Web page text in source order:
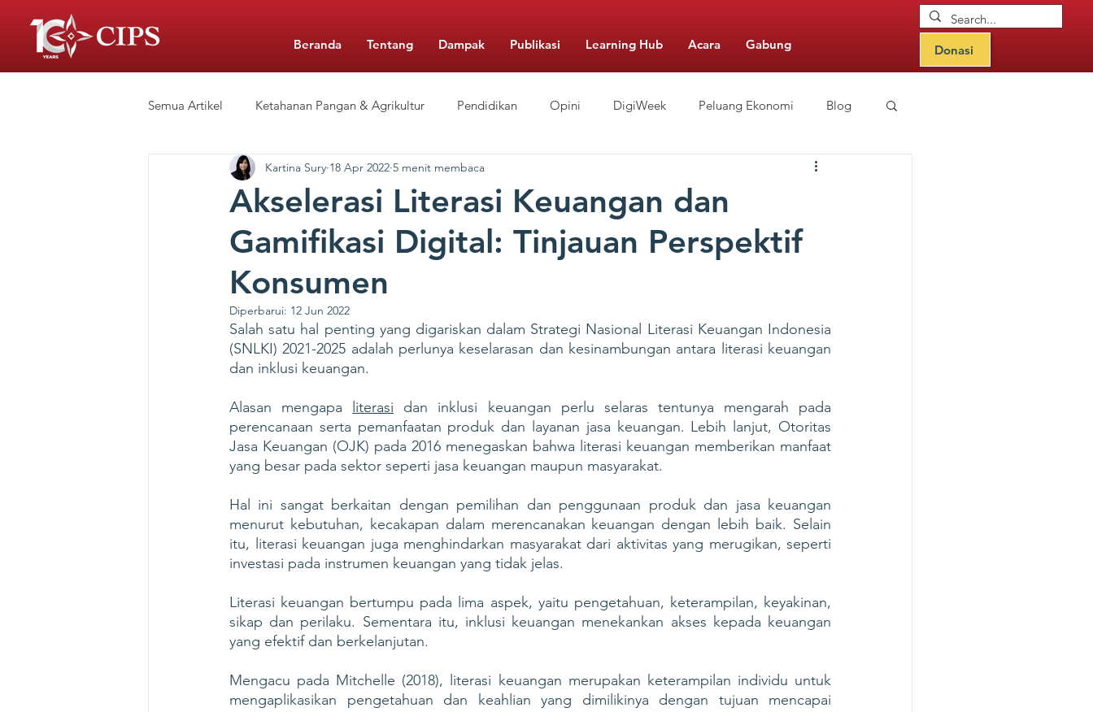
Beranda Tentang Dampak Publikasi Learning Hub Acara Gabung Donasi
Semua Artikel Ketahanan Pangan & Agrikultur Pendidikan Opini DigiWeek Peluang Ekonomi Blog
Siaran Pers Sekolah Swasta Berbiaya Rendah Pengelolaan Sekolah
CIPS Learning Hub
Akselerasi Literasi Keuangan dan
Gamifikasi Digital: Tinjauan Perspektif
Konsumen
Kartina Sury 18 Apr 2022 5 menit membaca
Diperbarui: 12 Jun 2022
Salah satu hal penting yang digariskan dalam Strategi Nasional Literasi Keuangan Indonesia
(SNLKI) 2021-2025 adalah perlunya keselarasan dan kesinambungan antara literasi keuangan
dan inklusi keuangan.
Alasan mengapa literasi dan inklusi keuangan perlu selaras tentunya mengarah pada
perencanaan serta pemanfaatan produk dan layanan jasa keuangan. Lebih lanjut, Otoritas
Jasa Keuangan (OJK) pada 2016 menegaskan bahwa literasi keuangan memberikan manfaat
yang besar pada sektor seperti jasa keuangan maupun masyarakat.
Hal ini sangat berkaitan dengan pemilihan dan penggunaan produk dan jasa keuangan
menurut kebutuhan, kecakapan dalam merencanakan keuangan dengan lebih baik. Selain
itu, literasi keuangan juga menghindarkan masyarakat dari aktivitas yang merugikan, seperti
investasi pada instrumen keuangan yang tidak jelas.
Literasi keuangan bertumpu pada lima aspek, yaitu pengetahuan, keterampilan, keyakinan,
sikap dan perilaku. Sementara itu, inklusi keuangan menekankan akses kepada keuangan
yang efektif dan berkelanjutan.
Mengacu pada Mitchelle (2018), literasi keuangan merupakan keterampilan individu untuk
mengaplikasikan pengetahuan dan keahlian yang dimilikinya dengan tujuan mencapai